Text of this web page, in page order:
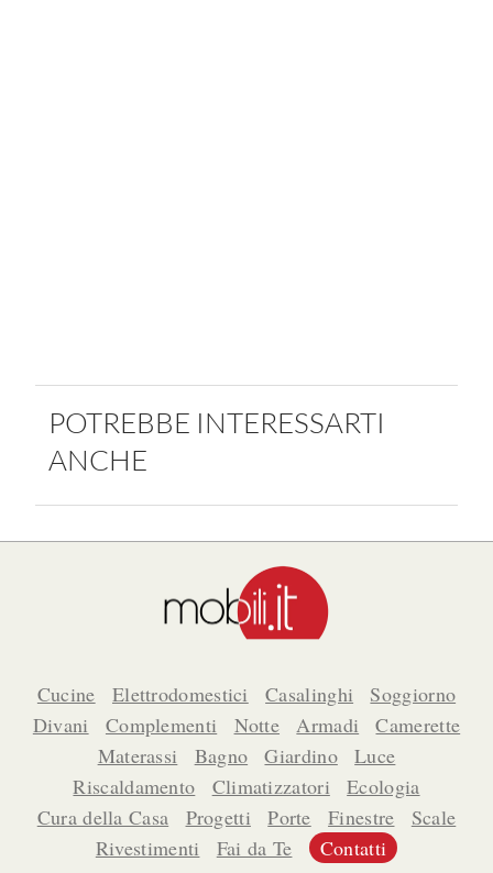
POTREBBE INTERESSARTI
ANCHE
Cucine Elettrodomestici Casalinghi
Soggiorno
Divani
Complementi Notte Armadi
Camerette
Materassi
Bagno Giardino
Luce
Riscaldamento
Climatizzatori
Ecologia
Cura della Casa
Progetti Porte Finestre
Scale
Rivestimenti
Fai da Te Contatti